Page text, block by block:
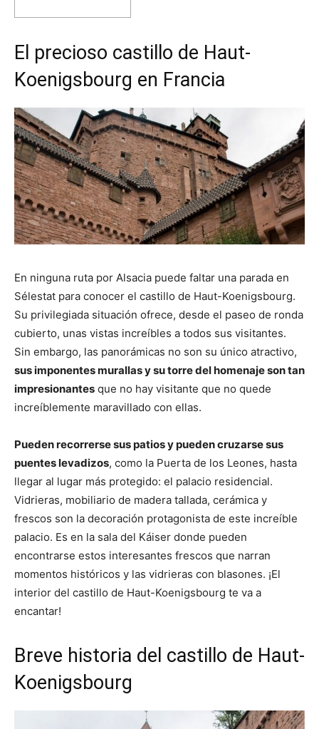
El precioso castillo de Haut-
Koenigsbourg en Francia
En ninguna ruta por Alsacia puede faltar una parada en
Sélestat para conocer el castillo de Haut-Koenigsbourg.
Su privilegiada situación ofrece, desde el paseo de ronda
cubierto, unas vistas increíbles a todos sus visitantes.
Sin embargo, las panorámicas no son su único atractivo,
sus imponentes murallas y su torre del homenaje son tan
impresionantes que no hay visitante que no quede
increíblemente maravillado con ellas.
Pueden recorrerse sus patios y pueden cruzarse sus
puentes levadizos, como la Puerta de los Leones, hasta
llegar al lugar más protegido: el palacio residencial.
Vidrieras, mobiliario de madera tallada, cerámica y
frescos son la decoración protagonista de este increíble
palacio. Es en la sala del Káiser donde pueden
encontrarse estos interesantes frescos que narran
momentos históricos y las vidrieras con blasones. ¡El
interior del castillo de Haut-Koenigsbourg te va a
encantar!
Breve historia del castillo de Haut-
Koenigsbourg